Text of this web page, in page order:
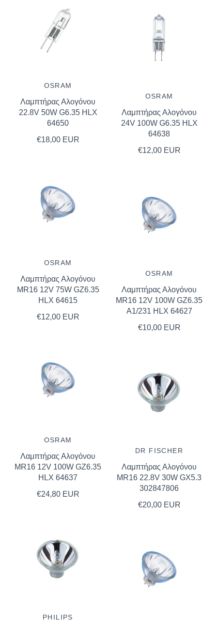
OSRAM
Λαμπτήρας Αλογόνου
22.8V 50W G6.35 HLX
64650
€18,00 EUR
OSRAM
Λαμπτήρας Αλογόνου
24V 100W G6.35 HLX
64638
€12,00 EUR
OSRAM
Λαμπτήρας Αλογόνου
MR16 12V 75W GZ6.35
HLX 64615
€12,00 EUR
OSRAM
Λαμπτήρας Αλογόνου
MR16 12V 100W GZ6.35
A1/231 HLX 64627
€10,00 EUR
OSRAM
Λαμπτήρας Αλογόνου
MR16 12V 100W GZ6.35
HLX 64637
€24,80 EUR
DR FISCHER
Λαμπτήρας Αλογόνου
MR16 22.8V 30W GX5.3
302847806
€20,00 EUR
PHILIPS